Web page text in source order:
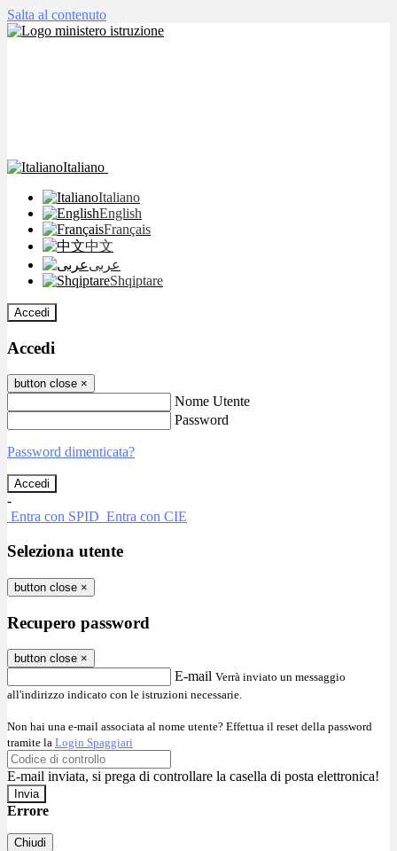
Salta al contenuto
Italiano
Italiano
English
Français
中文
عربى
Shqiptare
Accedi
Accedi
button close ×
Nome Utente
Password
Password dimenticata?
-
Entra con SPID Entra con CIE
Seleziona utente
button close ×
Recupero password
button close ×
E-mail Verrà inviato un messaggio
all'indirizzo indicato con le istruzioni necessarie.
Non hai una e-mail associata al nome utente? Effettua il reset della password
tramite la Login Spaggiari
E-mail inviata, si prega di controllare la casella di posta elettronica!
Errore
Chiudi